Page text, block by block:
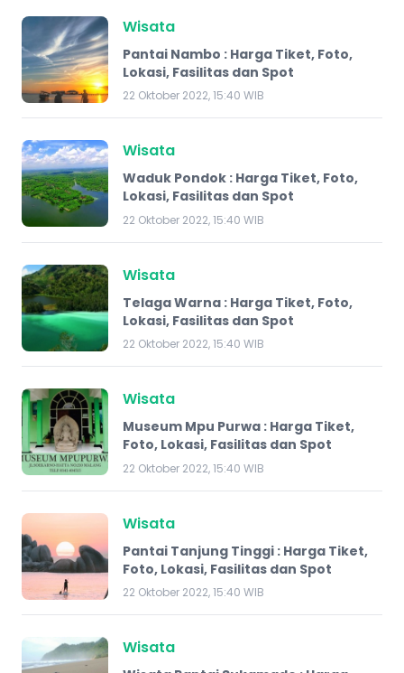
Wisata
Pantai Nambo : Harga Tiket, Foto,
Lokasi, Fasilitas dan Spot
22 Oktober 2022, 15:40 WIB
Wisata
Waduk Pondok : Harga Tiket, Foto,
Lokasi, Fasilitas dan Spot
22 Oktober 2022, 15:40 WIB
Wisata
Telaga Warna : Harga Tiket, Foto,
Lokasi, Fasilitas dan Spot
22 Oktober 2022, 15:40 WIB
Wisata
Museum Mpu Purwa : Harga Tiket,
Foto, Lokasi, Fasilitas dan Spot
22 Oktober 2022, 15:40 WIB
Wisata
Pantai Tanjung Tinggi : Harga Tiket,
Foto, Lokasi, Fasilitas dan Spot
22 Oktober 2022, 15:40 WIB
Wisata